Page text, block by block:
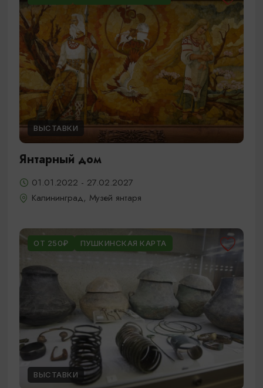
ВЫСТАВКИ
Янтарный дом
01.01.2022 - 27.02.2027
Калининград, Музей янтаря
ОТ 250₽ ПУШКИНСКАЯ КАРТА
ВЫСТАВКИ